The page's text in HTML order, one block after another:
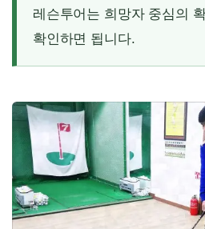
레슨투어는 희망자 중심의
확인하면 됩니다.